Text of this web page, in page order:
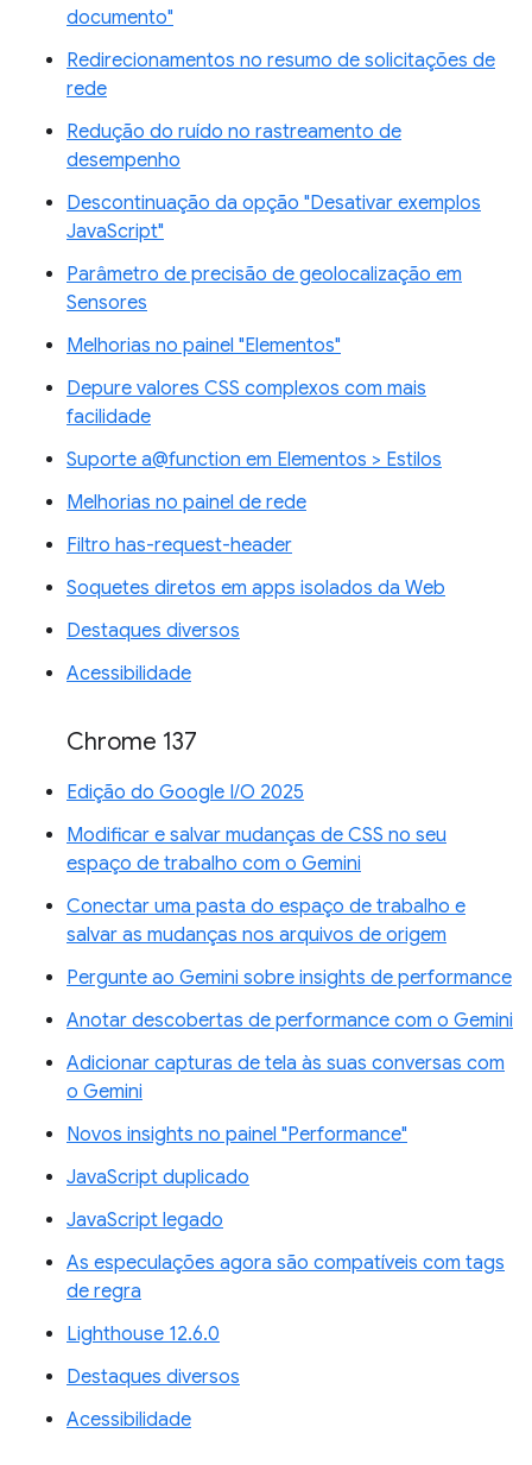
documento"
Redirecionamentos no resumo de solicitações de
rede
Redução do ruído no rastreamento de
desempenho
Descontinuação da opção "Desativar exemplos
JavaScript"
Parâmetro de precisão de geolocalização em
Sensores
Melhorias no painel "Elementos"
Depure valores CSS complexos com mais
facilidade
Suporte a@function em Elementos > Estilos
Melhorias no painel de rede
Filtro has-request-header
Soquetes diretos em apps isolados da Web
Destaques diversos
Acessibilidade
Chrome 137
Edição do Google I/O 2025
Modificar e salvar mudanças de CSS no seu
espaço de trabalho com o Gemini
Conectar uma pasta do espaço de trabalho e
salvar as mudanças nos arquivos de origem
Pergunte ao Gemini sobre insights de performance
Anotar descobertas de performance com o Gemini
Adicionar capturas de tela às suas conversas com
o Gemini
Novos insights no painel "Performance"
JavaScript duplicado
JavaScript legado
As especulações agora são compatíveis com tags
de regra
Lighthouse 12.6.0
Destaques diversos
Acessibilidade